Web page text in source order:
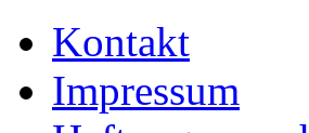
Kontakt
Impressum